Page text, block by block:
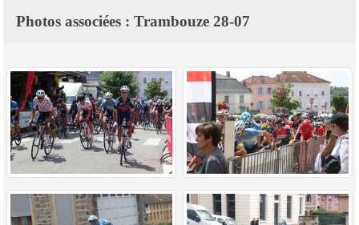
Photos associées : Trambouze 28-07